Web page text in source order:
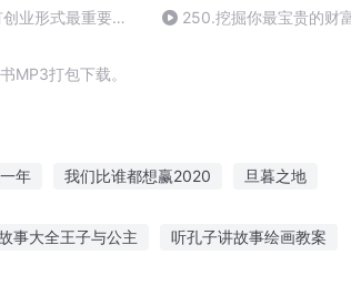
业形式最重要的
250.挖掘你最宝贵的财
MP3打包下载。
年 我们比谁都想赢2020 旦暮之地
事大全王子与公主 听孔子讲故事绘画教案